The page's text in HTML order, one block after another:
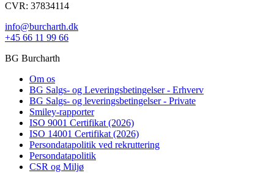
CVR: 37834114
info@burcharth.dk
+45 66 11 99 66
BG Burcharth
Om os
BG Salgs- og Leveringsbetingelser - Erhverv
BG Salgs- og leveringsbetingelser - Private
Smiley-rapporter
ISO 9001 Certifikat (2026)
ISO 14001 Certifikat (2026)
Persondatapolitik ved rekruttering
Persondatapolitik
CSR og Miljø